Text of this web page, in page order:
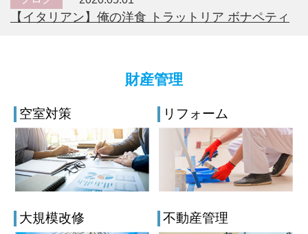
【イタリアン】俺の洋食 トラットリア ボナペティ
財産管理
空室対策 リフォーム
大規模改修 不動産管理